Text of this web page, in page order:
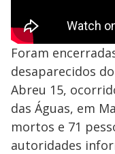
Foram
desaparecidos
Abreu 15,
das Águas, em
mortos e 71
autoridades